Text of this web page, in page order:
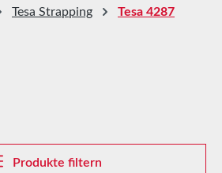
Tesa Strapping Tesa 4287
Produkte filtern